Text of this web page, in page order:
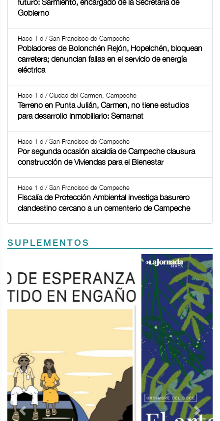
futuro: Sarmiento, encargado de la Secretaría de
Gobierno
Hace 1 d / San Francisco de Campeche
Pobladores de Bolonchén Rejón, Hopelchén, bloquean
carretera; denuncian fallas en el servicio de energía
eléctrica
Hace 1 d / Ciudad del Carmen, Campeche
Terreno en Punta Julián, Carmen, no tiene estudios
para desarrollo inmobiliario: Semarnat
Hace 1 d / San Francisco de Campeche
Por segunda ocasión alcaldía de Campeche clausura
construcción de Viviendas para el Bienestar
Hace 1 d / San Francisco de Campeche
Fiscalía de Protección Ambiental investiga basurero
clandestino cercano a un cementerio de Campeche
SUPLEMENTOS
Previous Next